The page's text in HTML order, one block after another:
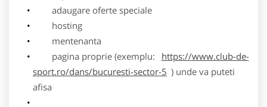
adaugare oferte speciale
hosting
mentenanta
pagina proprie (exemplu:
https://www.club-de-
sport.ro/dans/bucuresti-sector-5 ) unde va puteti
afisa